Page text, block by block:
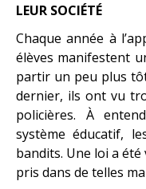
LEUR SOCIÉTÉ
Chaque année à
élèves manifestent
partir un peu plus
dernier, ils ont vu
policières. À
système éducatif,
bandits. Une loi a
pris dans de telles